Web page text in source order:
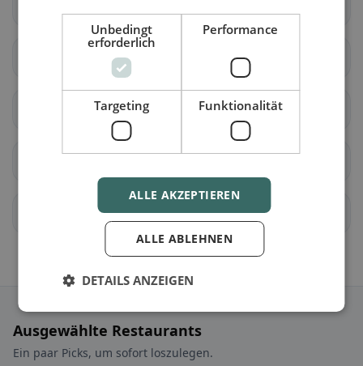
Yvorne
Ballens
Bougy-Villars Féchy
Ausgewählte Restaurants
Ein paar Picks, um sofort loszulegen.
Unbedingt
erforderlich
Performance
Targeting Funktionalität
ALLE AKZEPTIEREN
ALLE ABLEHNEN
DETAILS ANZEIGEN